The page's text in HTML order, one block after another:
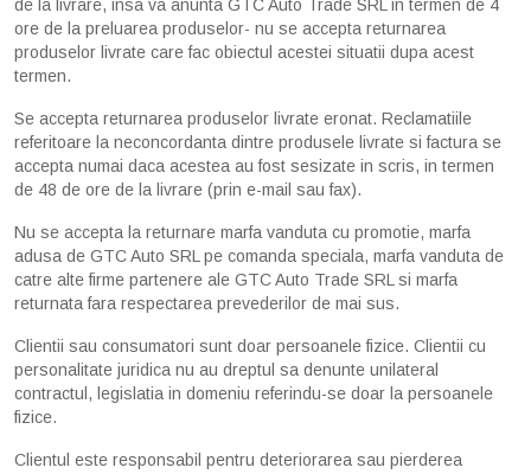
de la livrare, insa va anunta GTC Auto Trade SRL in termen de 4
ore de la preluarea produselor- nu se accepta returnarea
produselor livrate care fac obiectul acestei situatii dupa acest
termen.
Se accepta returnarea produselor livrate eronat. Reclamatiile
referitoare la neconcordanta dintre produsele livrate si factura se
accepta numai daca acestea au fost sesizate in scris, in termen
de 48 de ore de la livrare (prin e-mail sau fax).
Nu se accepta la returnare marfa vanduta cu promotie, marfa
adusa de GTC Auto SRL pe comanda speciala, marfa vanduta de
catre alte firme partenere ale GTC Auto Trade SRL si marfa
returnata fara respectarea prevederilor de mai sus.
Clientii sau consumatori sunt doar persoanele fizice. Clientii cu
personalitate juridica nu au dreptul sa denunte unilateral
contractul, legislatia in domeniu referindu-se doar la persoanele
fizice.
Clientul este responsabil pentru deteriorarea sau pierderea